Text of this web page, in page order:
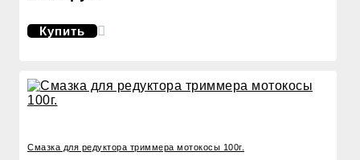
Купить
Смазка для редуктора триммера мотокосы 100г.